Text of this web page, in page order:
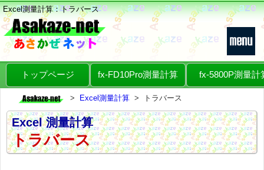
Excel測量計算：トラバース
トップページ fx-FD10Pro測量計算 fx-5800P測量計
Excel測量計算 トラバース
Excel 測量計算
トラバース